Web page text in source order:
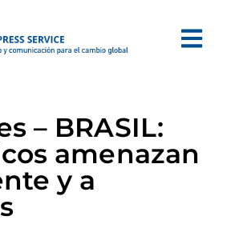
– BRASIL:
amenazan
y a